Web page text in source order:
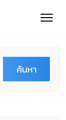
ค้นหา